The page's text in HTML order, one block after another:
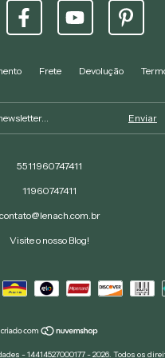
Frete Devolução
5511960747411
11960747411
contato@lenach.com.br
Visite o nosso Blog!
- 14414527000177 - 2026. Todos os